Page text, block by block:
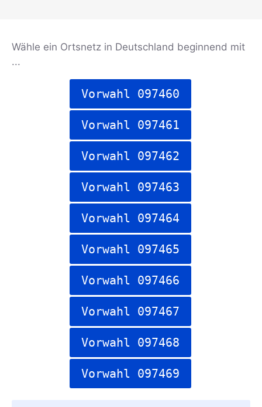
Wähle ein Ortsnetz in Deutschland beginnend mit
...
Vorwahl 097460
Vorwahl 097461
Vorwahl 097462
Vorwahl 097463
Vorwahl 097464
Vorwahl 097465
Vorwahl 097466
Vorwahl 097467
Vorwahl 097468
Vorwahl 097469